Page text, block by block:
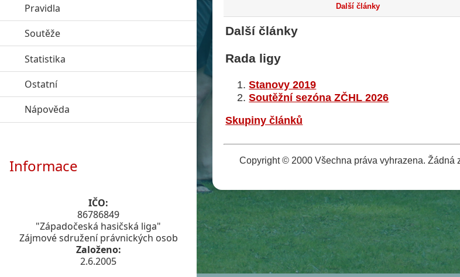
Další články
Další články
Rada ligy
Stanovy 2019
Soutěžní sezóna ZČHL 2026
Skupiny článků
Copyright © 2000 Všechna práva vyhrazena. Žádná
Pravidla
Soutěže
Statistika
Ostatníclick to expand contents
Nápověda
Informace
IČO:
86786849
"Západočeská hasičská liga"
Zájmové sdružení právnických osob
Založeno:
2.6.2005